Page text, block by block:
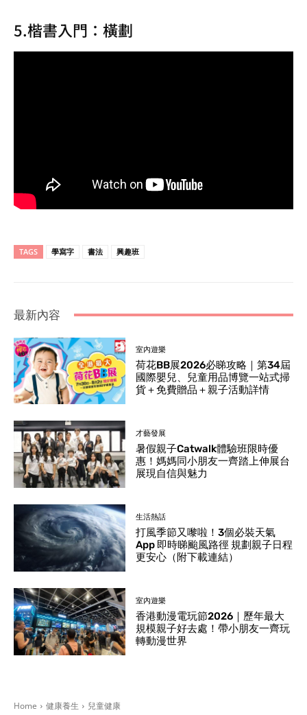
5.楷書入門：橫劃
TAGS 學寫字 書法 興趣班
最新內容
室內遊樂
荷花BB展2026必睇攻略｜第34屆
國際嬰兒、兒童用品博覽一站式掃
貨＋免費贈品＋親子活動詳情
才藝發展
暑假親子Catwalk體驗班限時優
惠！媽媽同小朋友一齊踏上伸展台
展現自信與魅力
生活熱話
打風季節又嚟啦！3個必裝天氣
App 即時睇颱風路徑 規劃親子日程
更安心（附下載連結）
室內遊樂
香港動漫電玩節2026｜歷年最大
規模親子好去處！帶小朋友一齊玩
轉動漫世界